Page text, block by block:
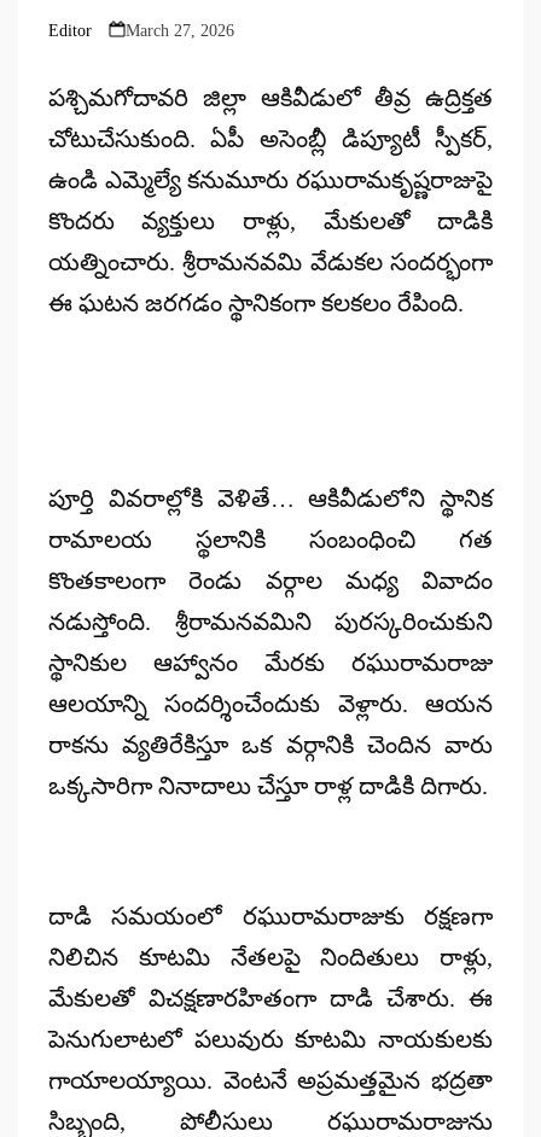
Posted
Editor March 27, 2026
పశ్చిమగోదావరి జిల్లా ఆకివీడులో తీవ్ర ఉద్రిక్తత
చోటుచేసుకుంది. ఏపీ అసెంబ్లీ డిప్యూటీ స్పీకర్,
ఉండి ఎమ్మెల్యే కనుమూరు రఘురామకృష్ణరాజుపై
కొందరు వ్యక్తులు రాళ్లు, మేకులతో దాడికి
యత్నించారు. శ్రీరామనవమి వేడుకల సందర్భంగా
ఈ ఘటన జరగడం స్థానికంగా కలకలం రేపింది.
పూర్తి వివరాల్లోకి వెళితే… ఆకివీడులోని స్థానిక
రామాలయ స్థలానికి సంబంధించి గత
కొంతకాలంగా రెండు వర్గాల మధ్య వివాదం
నడుస్తోంది. శ్రీరామనవమిని పురస్కరించుకుని
స్థానికుల ఆహ్వానం మేరకు రఘురామరాజు
ఆలయాన్ని సందర్శించేందుకు వెళ్లారు. ఆయన
రాకను వ్యతిరేకిస్తూ ఒక వర్గానికి చెందిన వారు
ఒక్కసారిగా నినాదాలు చేస్తూ రాళ్ల దాడికి దిగారు.
దాడి సమయంలో రఘురామరాజుకు రక్షణగా
నిలిచిన కూటమి నేతలపై నిందితులు రాళ్లు,
మేకులతో విచక్షణారహితంగా దాడి చేశారు. ఈ
పెనుగులాటలో పలువురు కూటమి నాయకులకు
గాయాలయ్యాయి. వెంటనే అప్రమత్తమైన భద్రతా
సిబ్బంది, పోలీసులు రఘురామరాజును